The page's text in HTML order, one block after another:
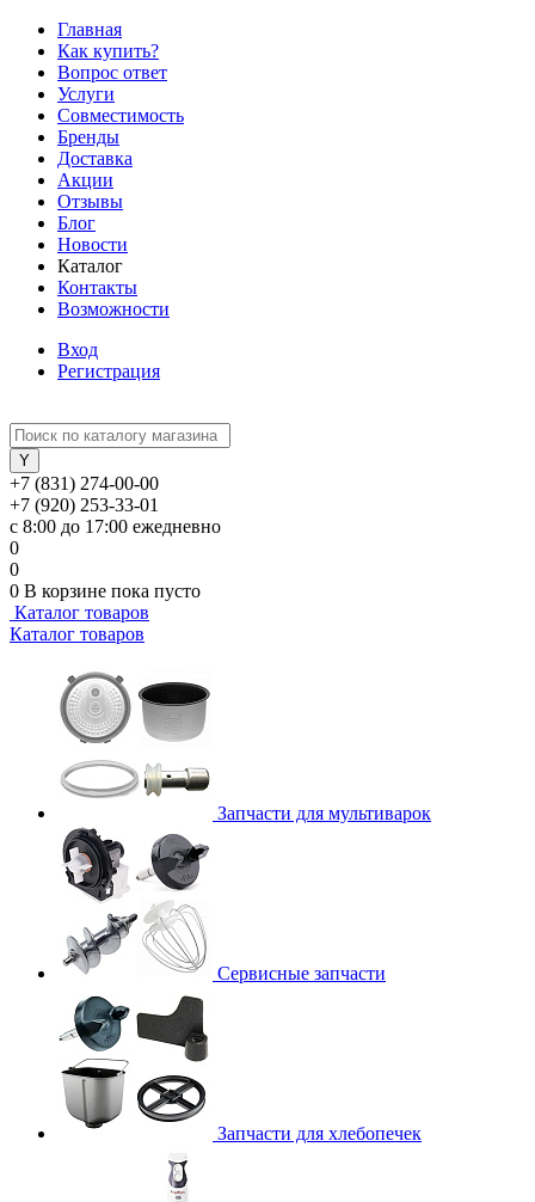
Главная
Как купить?
Вопрос ответ
Услуги
Совместимость
Бренды
Доставка
Акции
Отзывы
Блог
Новости
Каталог
Контакты
Возможности
Вход
Регистрация
+7 (831) 274-00-00
+7 (920) 253-33-01
с 8:00 до 17:00 ежедневно
0
0
0 В корзине пока пусто
Каталог товаров
Каталог товаров
Запчасти для мультиварок
Сервисные запчасти
Запчасти для хлебопечек